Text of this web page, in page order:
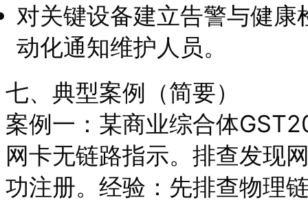
对关键设备建立告警与健
动化通知维护人员。
七、典型案例（简要）
案例一：某商业综合体
网卡无链路指示。排查发现
功注册。经验：先排查物理